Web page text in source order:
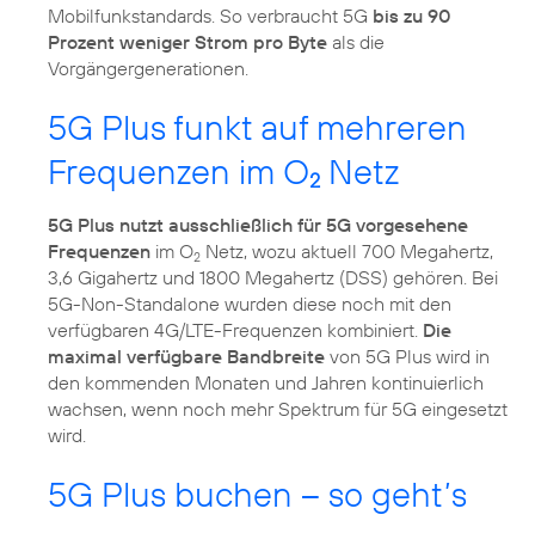
Mobilfunkstandards. So verbraucht 5G bis zu 90
Prozent weniger Strom pro Byte als die
Vorgängergenerationen.
5G Plus funkt auf mehreren
Frequenzen im O2 Netz
5G Plus nutzt ausschließlich für 5G vorgesehene
Frequenzen im O2 Netz, wozu aktuell 700 Megahertz,
3,6 Gigahertz und 1800 Megahertz (DSS) gehören. Bei
5G-Non-Standalone wurden diese noch mit den
verfügbaren 4G/LTE-Frequenzen kombiniert. Die
maximal verfügbare Bandbreite von 5G Plus wird in
den kommenden Monaten und Jahren kontinuierlich
wachsen, wenn noch mehr Spektrum für 5G eingesetzt
wird.
5G Plus buchen – so geht’s